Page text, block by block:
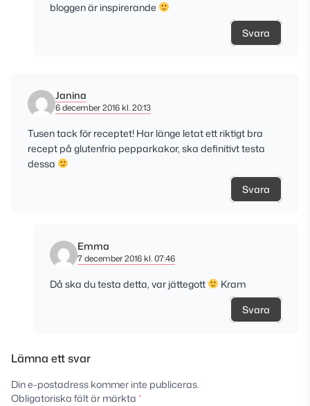
bloggen är inspirerande
Svara
Janina
6 december 2016 kl. 20:13
Tusen tack för receptet! Har länge letat ett riktigt bra
recept på glutenfria pepparkakor, ska definitivt testa
dessa
Svara
Emma
7 december 2016 kl. 07:46
Då ska du testa detta, var jättegott
Kram
Svara
Lämna ett svar
Din e-postadress kommer inte publiceras.
Obligatoriska fält är märkta *